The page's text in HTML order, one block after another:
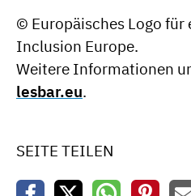
© Europäisches Logo für
Inclusion Europe.
Weitere Informationen
lesbar.eu.
SEITE TEILEN